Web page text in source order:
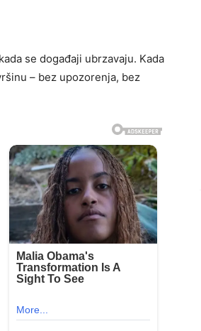
se događaji ubrzavaju. Kada
– bez upozorenja, bez